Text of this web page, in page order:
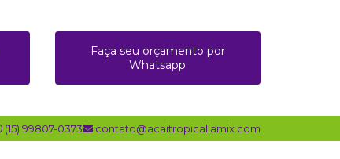
Faça seu orçamento por
Whatsapp
(15) 99807-0373 contato@acaitropicaliamix.com